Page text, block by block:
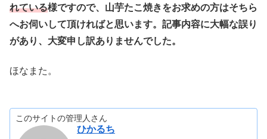
れている様ですので、山芋たこ焼きをお求めの方はそちら
へお伺いして頂ければと思います。記事内容に大幅な誤り
があり、大変申し訳ありませんでした。
ほなまた。
このサイトの管理人さん
ひかるち